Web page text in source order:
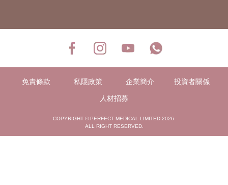
免責條款 私隱政策 企業簡介 投資者關係
人材招募
COPYRIGHT © PERFECT MEDICAL LIMITED 2026
ALL RIGHT RESERVED.